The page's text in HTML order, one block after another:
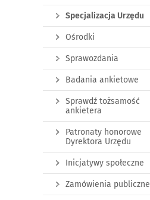
Specjalizacja Urzędu
Ośrodki
Sprawozdania
Badania ankietowe
Sprawdź tożsamość
ankietera
Patronaty honorowe
Dyrektora Urzędu
Inicjatywy społeczne
Zamówienia publiczne